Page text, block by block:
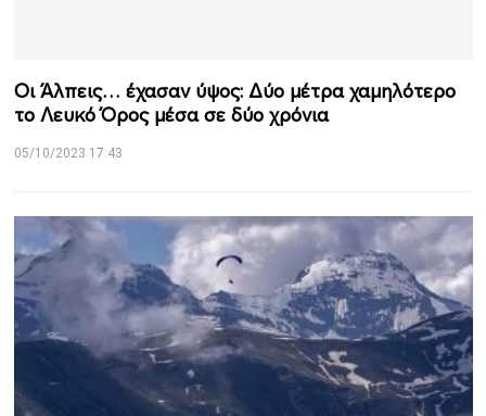
Οι Άλπεις… έχασαν ύψος: Δύο μέτρα χαμηλότερο
το Λευκό Όρος μέσα σε δύο χρόνια
05/10/2023 17:43